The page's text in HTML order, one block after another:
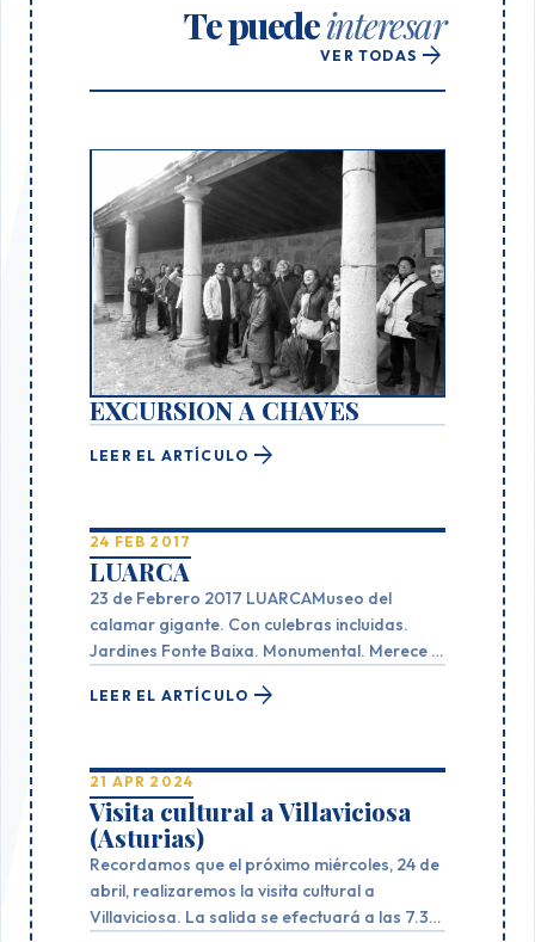
Te puedeinteresar
VER TODAS arrow_forward
EXCURSION A CHAVES
LEER EL ARTÍCULO arrow_forward
24 FEB 2017
LUARCA
23 de Febrero 2017 LUARCAMuseo del
calamar gigante. Con culebras incluidas.
Jardines Fonte Baixa. Monumental. Merece la
el restaurante Don Angel: . Tiempo libre para
LEER EL ARTÍCULO arrow_forward
21 APR 2024
Visita cultural a Villaviciosa
(Asturias)
Recordamos que el próximo miércoles, 24 de
abril, realizaremos la visita cultural a
Villaviciosa. La salida se efectuará a las 7.30